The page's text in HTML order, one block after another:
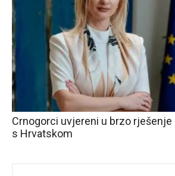
Crnogorci uvjereni u brzo
s Hrvatskom